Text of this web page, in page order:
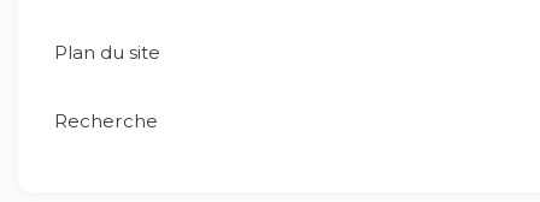
Plan du site
Recherche